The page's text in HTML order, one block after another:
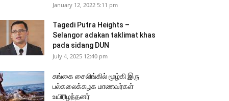
January 12, 2022 5:11 pm
Tagedi Putra Heights –
Selangor adakan taklimat khas
pada sidang DUN
July 4, 2025 12:40 pm
சுங்கை சைலிங்கில் மூழ்கி இரு
பல்கலைக்கழக மாணவர்கள்
உயிரிழந்தனர்